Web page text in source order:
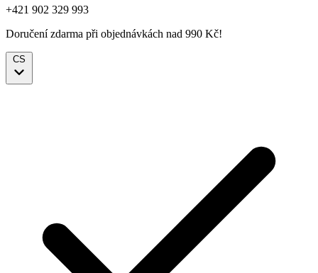
+421 902 329 993
Doručení zdarma při objednávkách nad 990 Kč!
CS